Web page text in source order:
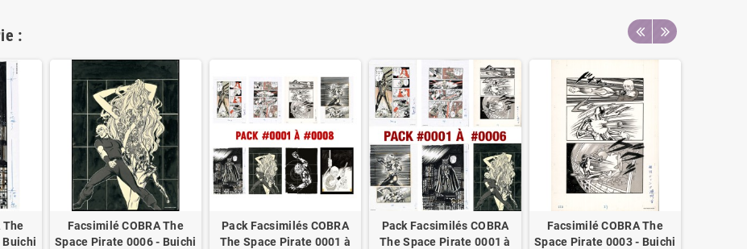
:
The
Buichi
Facsimilé COBRA The
Space Pirate 0006 - Buichi
Pack Facsimilés COBRA
The Space Pirate 0001 à
Pack Facsimilés COBRA
The Space Pirate 0001 à
Facsimilé COBRA The
Space Pirate 0003 - Buichi